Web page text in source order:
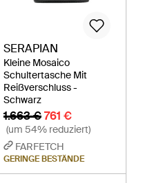
SERAPIAN
Kleine Mosaico
Schultertasche Mit
Reißverschluss -
Schwarz
1.663 €761 €
(um 54% reduziert)
FARFETCH
GERINGE BESTÄNDE